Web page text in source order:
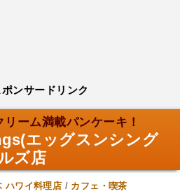
ポンサードリンク
ーム満載パンケーキ！
エッグスンシング
ズ店
ハワイ料理店 / カフェ・喫茶